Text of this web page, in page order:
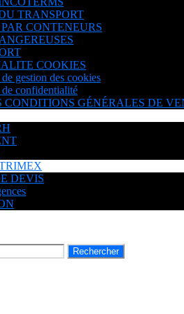
TRANSPORT
CONTENEURS
COOKIES
gestion des cookies
confidentialité
CONDITIONS GÉNÉRALES DE
DEVIS